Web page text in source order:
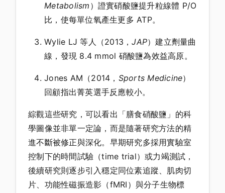
Metabolism ）證實硝酸鹽提升粒線體 P/O
比，使每單位氧產生更多 ATP。
Wylie LJ 等人（2013，JAP）建立劑量曲
線，發現 8.4 mmol 硝酸鹽為效益高原。
Jones AM（2014， Sports Medicine）
回顧指出菁英選手反應較小。
綜觀這些研究，可以看出「膳食硝酸鹽」的科
學圖像並非單一定論，而是隨著研究方法的精
進不斷被修正與深化。早期研究多採用實驗室
控制下的時間試驗（time trial）或力竭測試，
後續研究則逐步引入穩定同位素追蹤、肌肉切
片、功能性磁振造影（fMRI）與分子生物標